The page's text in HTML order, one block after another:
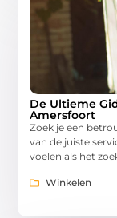
De Ultieme
Amersfoort
Zoek je een
van de juiste
voelen als het
Winkelen